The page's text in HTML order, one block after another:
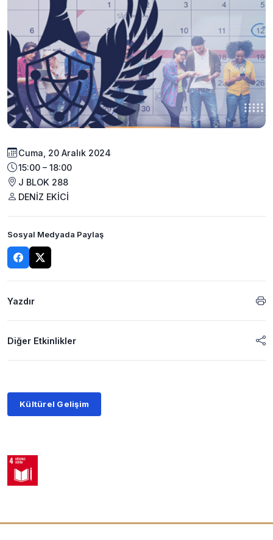
Cuma, 20 Aralık 2024
15:00 – 18:00
J BLOK 288
DENİZ EKİCİ
Sosyal Medyada Paylaş
Yazdır
Diğer Etkinlikler
Kültürel Gelişim